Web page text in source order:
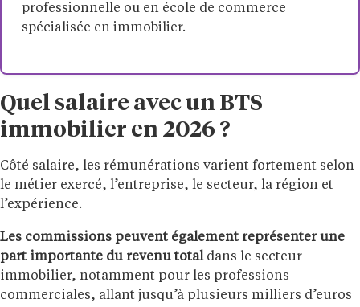
professionnelle ou en école de commerce
spécialisée en immobilier.
Quel salaire avec un BTS
immobilier en 2026 ?
Côté salaire, les rémunérations varient fortement selon
le métier exercé, l’entreprise, le secteur, la région et
l’expérience.
Les commissions peuvent également représenter une
part importante du revenu totaldans le secteur
immobilier, notamment pour les professions
commerciales, allant jusqu’à plusieurs milliers d’euros